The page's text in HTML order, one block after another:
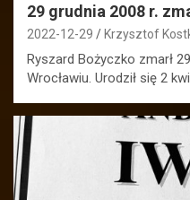
29 grudnia 2008 r.
2022-12-29 Krzysztof
Ryszard Bożyczko zmarł
Wrocławiu. Urodził się 2